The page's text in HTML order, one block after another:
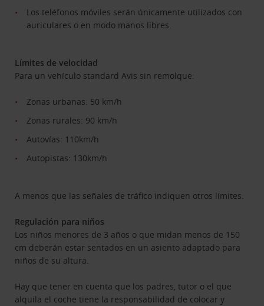
Los teléfonos móviles serán únicamente utilizados con
auriculares o en modo manos libres.
Límites de velocidad
Para un vehículo standard Avis sin remolque:
Zonas urbanas: 50 km/h
Zonas rurales: 90 km/h
Autovías: 110km/h
Autopistas: 130km/h
A menos que las señales de tráfico indiquen otros límites.
Regulación para niños
Los niños menores de 3 años o que midan menos de 150
cm deberán estar sentados en un asiento adaptado para
niños de su altura.
Hay que tener en cuenta que los padres, tutor o el que
alquila el coche tiene la responsabilidad de colocar y